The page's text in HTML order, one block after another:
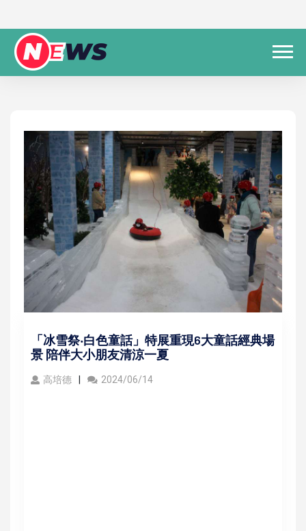
「冰雪祭‧白色童話」特展重現6大童話經典場
景 陪伴大小朋友清涼一夏
高培德 2024/06/14